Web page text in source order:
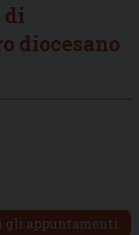
di
diocesano
gli appuntamenti